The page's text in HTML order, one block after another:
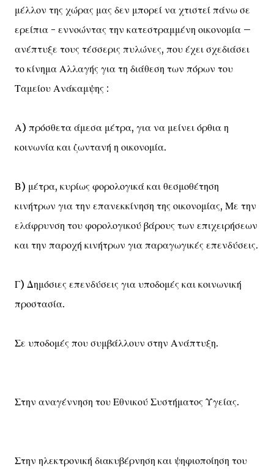
μέλλον της χώρας μας δεν μπορεί να χτιστεί πάνω σε
ερείπια - εννοώντας την κατεστραμμένη οικονομία –
ανέπτυξε τους τέσσερις πυλώνες, που έχει σχεδιάσει
το κίνημα Αλλαγής για τη διάθεση των πόρων του
Ταμείου Ανάκαμψης :
Α) πρόσθετα άμεσα μέτρα, για να μείνει όρθια η
κοινωνία και ζωντανή η οικονομία.
Β) μέτρα, κυρίως φορολογικά και θεσμοθέτηση
κινήτρων για την επανεκκίνηση της οικονομίας, Με την
ελάφρυνση του φορολογικού βάρους των επιχειρήσεων
και την παροχή κινήτρων για παραγωγικές επενδύσεις.
Γ) Δημόσιες επενδύσεις για υποδομές και κοινωνική
προστασία.
Σε υποδομές που συμβάλλουν στην Ανάπτυξη.
Στην αναγέννηση του Εθνικού Συστήματος Υγείας.
Στην ηλεκτρονική διακυβέρνηση και ψηφιοποίηση του